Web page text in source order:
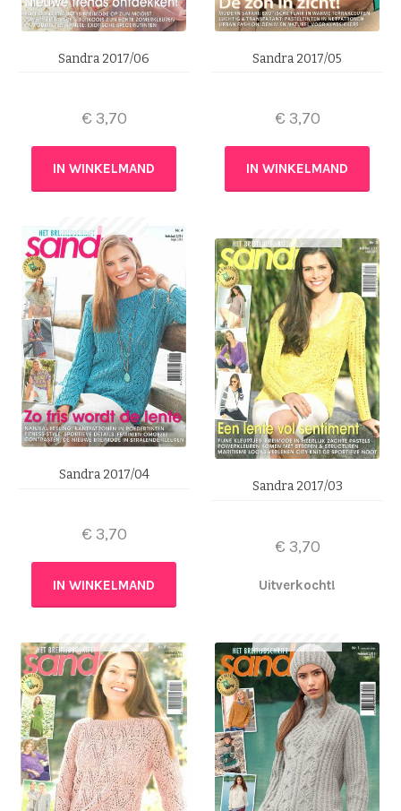
Sandra 2017/06
€ 3,70
IN WINKELMAND
Sandra 2017/05
€ 3,70
IN WINKELMAND
Sandra 2017/04
€ 3,70
IN WINKELMAND
Sandra 2017/03
€ 3,70
Uitverkocht!